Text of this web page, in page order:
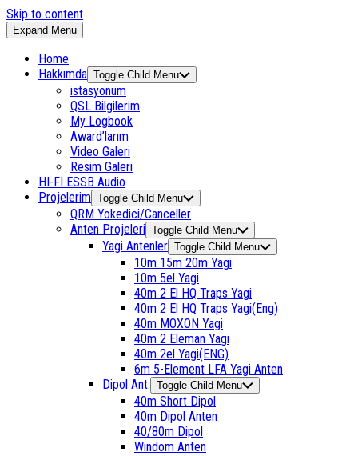
Skip to content
Expand Menu
Home
Hakkımda Toggle Child Menu
istasyonum
QSL Bilgilerim
My Logbook
Award’larım
Video Galeri
Resim Galeri
HI-FI ESSB Audio
Projelerim Toggle Child Menu
QRM Yokedici/Canceller
Anten Projeleri Toggle Child Menu
Yagi Antenler Toggle Child Menu
10m 15m 20m Yagi
10m 5el Yagi
40m 2 El HQ Traps Yagi
40m 2 El HQ Traps Yagi(Eng)
40m MOXON Yagi
40m 2 Eleman Yagi
40m 2el Yagi(ENG)
6m 5-Element LFA Yagi Anten
Dipol Ant. Toggle Child Menu
40m Short Dipol
40m Dipol Anten
40/80m Dipol
Windom Anten